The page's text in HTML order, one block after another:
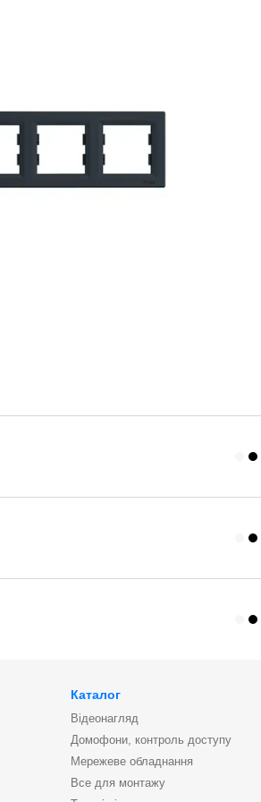
Каталог
Відеонагляд
Домофони, контроль доступу
Мережеве обладнання
Все для монтажу